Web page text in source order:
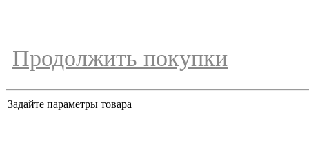
Продолжить покупки
Задайте параметры товара